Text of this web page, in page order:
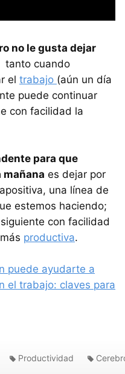
no le gusta dejar
tanto cuando
el trabajo (aún un día
puede continuar
con facilidad la
para que
mañana es dejar por
una línea de
estemos haciendo;
con facilidad
productiva.
puede ayudarte a
el trabajo: claves para
Productividad